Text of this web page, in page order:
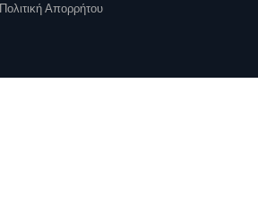
Πολιτική Απορρήτου